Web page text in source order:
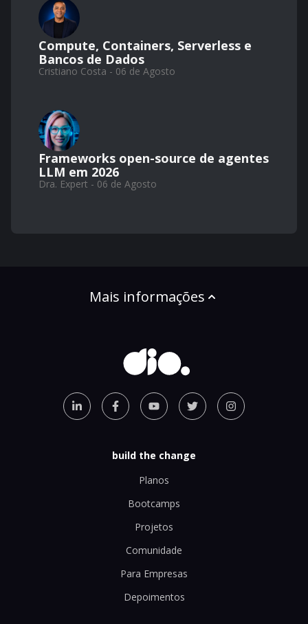
Compute, Containers, Serverless e
Bancos de Dados
Cristiano Costa - 06 de Agosto
Frameworks open-source de agentes
LLM em 2026
Dra. Expert - 06 de Agosto
Mais informações
build the change
Planos
Bootcamps
Projetos
Comunidade
Para Empresas
Depoimentos